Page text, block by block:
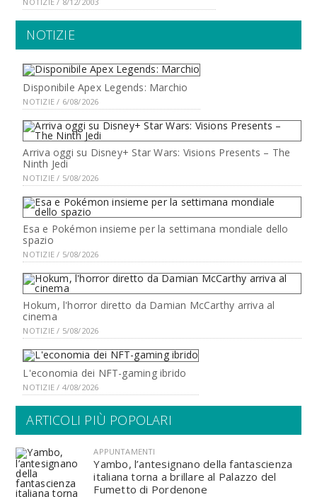
NOTIZIE
Disponibile Apex Legends: Marchio
NOTIZIE / 6/08/2026
Arriva oggi su Disney+ Star Wars: Visions Presents – The
Ninth Jedi
NOTIZIE / 5/08/2026
Esa e Pokémon insieme per la settimana mondiale dello
spazio
NOTIZIE / 5/08/2026
Hokum, l'horror diretto da Damian McCarthy arriva al
cinema
NOTIZIE / 5/08/2026
L'economia dei NFT-gaming ibrido
NOTIZIE / 4/08/2026
ARTICOLI PIÙ POPOLARI
APPUNTAMENTI
Yambo, l’antesignano della fantascienza
italiana torna a brillare al Palazzo del
Fumetto di Pordenone